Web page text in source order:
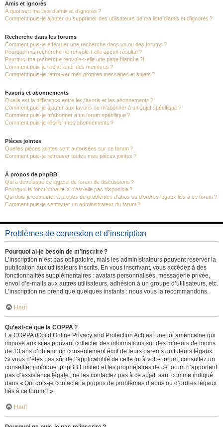
Amis et ignorés
À quoi sert ma liste d’amis et d’ignorés ?
Comment puis-je ajouter ou supprimer des utilisateurs de ma liste d’amis et d’ignorés ?
Recherche dans les forums
Comment puis-je effectuer une recherche dans un ou des forums ?
Pourquoi ma recherche ne renvoie-t-elle aucun résultat ?
Pourquoi ma recherche renvoie-t-elle une page blanche ?!
Comment puis-je rechercher des membres ?
Comment puis-je retrouver mes propres messages et sujets ?
Favoris et abonnements
Quelle est la différence entre les favoris et les abonnements ?
Comment puis-je ajouter aux favoris ou m’abonner à un sujet spécifique ?
Comment puis-je m’abonner à un forum spécifique ?
Comment puis-je résilier mes abonnements ?
Pièces jointes
Quelles pièces jointes sont autorisées sur ce forum ?
Comment puis-je retrouver toutes mes pièces jointes ?
À propos de phpBB
Qui a développé ce logiciel de forum de discussions ?
Pourquoi la fonctionnalité X n’est-elle pas disponible ?
Qui dois-je contacter à propos de problèmes d’abus ou d’ordres légaux liés à ce forum ?
Comment puis-je contacter un administrateur du forum ?
Problèmes de connexion et d’inscription
Pourquoi ai-je besoin de m’inscrire ?
L’inscription n’est pas obligatoire, mais les administrateurs peuvent réserver la
publication aux utilisateurs inscrits. En vous inscrivant, vous accédez à des
fonctionnalités supplémentaires : avatars personnalisés, messagerie privée,
envoi d’e-mails aux autres utilisateurs, adhésion à un groupe d’utilisateurs, etc.
L’inscription ne prend que quelques instants : nous vous la recommandons.
Haut
Qu’est-ce que la COPPA ?
La COPPA (Child Online Privacy and Protection Act) est une loi américaine qui
impose aux sites pouvant collecter des informations sur des mineurs de moins
de 13 ans d’obtenir un consentement écrit de leurs parents ou tuteurs légaux.
Si vous n’êtes pas sûr de l’applicabilité de cette loi à votre forum, consultez un
conseiller juridique. phpBB Limited et les propriétaires de ce forum n’apportent
pas d’assistance légale ; ne les contactez pas à ce sujet, sauf comme indiqué
dans « Qui dois-je contacter à propos de problèmes d’abus ou d’ordres légaux
liés à ce forum ? ».
Haut